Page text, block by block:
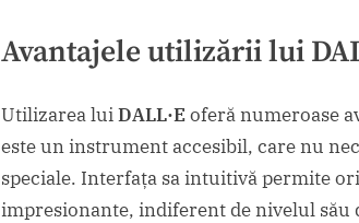
Avantajele utilizării lui
Utilizarea luiDALL·Eoferă numeroase
este un instrument accesibil, care nu
speciale. Interfața sa intuitivă permite
impresionante, indiferent de nivelul său